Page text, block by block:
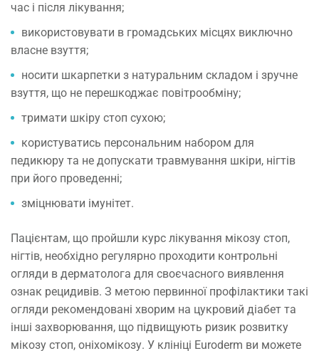
час і після лікування;
використовувати в громадських місцях виключно
власне взуття;
носити шкарпетки з натуральним складом і зручне
взуття, що не перешкоджає повітрообміну;
тримати шкіру стоп сухою;
користуватись персональним набором для
педикюру та не допускати травмування шкіри, нігтів
при його проведенні;
зміцнювати імунітет.
Пацієнтам, що пройшли курс лікування мікозу стоп,
нігтів, необхідно регулярно проходити контрольні
огляди в дерматолога для своєчасного виявлення
ознак рецидивів. З метою первинної профілактики такі
огляди рекомендовані хворим на цукровий діабет та
інші захворювання, що підвищують ризик розвитку
мікозу стоп, оніхомікозу. У клініці Euroderm ви можете